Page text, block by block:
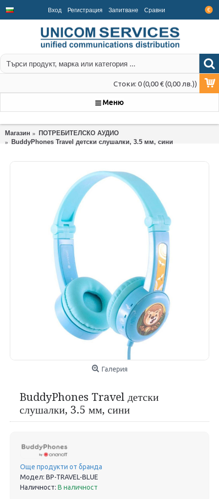
€
Вход Регистрация Запитване Срaвни
Стоки: 0 (0,00 € (0,00 лв.))
Меню
Магазин
ПОТРЕБИТЕЛСКО АУДИО
BuddyPhones Travel детски слушалки, 3.5 мм, сини
Галерия
BuddyPhones Travel детски
слушалки, 3.5 мм, сини
Още продукти от бранда
Модел: BP-TRAVEL-BLUE
Наличност: В наличност